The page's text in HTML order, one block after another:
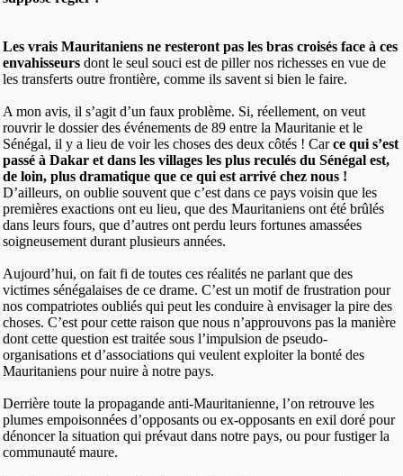
Les vrais Mauritaniens ne resteront pas les bras croisés face à ces
envahisseurs dont le seul souci est de piller nos richesses en vue de
les transferts outre frontière, comme ils savent si bien le faire.
A mon avis, il s’agit d’un faux problème. Si, réellement, on veut
rouvrir le dossier des événements de 89 entre la Mauritanie et le
Sénégal, il y a lieu de voir les choses des deux côtés ! Carce qui s’est
passé à Dakar et dans les villages les plus reculés du Sénégal est,
de loin, plus dramatique que ce qui est arrivé chez nous !
D’ailleurs, on oublie souvent que c’est dans ce pays voisin que les
premières exactions ont eu lieu, que des Mauritaniens ont été brûlés
dans leurs fours, que d’autres ont perdu leurs fortunes amassées
soigneusement durant plusieurs années.
Aujourd’hui, on fait fi de toutes ces réalités ne parlant que des
victimes sénégalaises de ce drame. C’est un motif de frustration pour
nos compatriotes oubliés qui peut les conduire à envisager la pire des
choses. C’est pour cette raison que nous n’approuvons pas la manière
dont cette question est traitée sous l’impulsion de pseudo-
organisations et d’associations qui veulent exploiter la bonté des
Mauritaniens pour nuire à notre pays.
Derrière toute la propagande anti-Mauritanienne, l’on retrouve les
plumes empoisonnées d’opposants ou ex-opposants en exil doré pour
dénoncer la situation qui prévaut dans notre pays, ou pour fustiger la
communauté maure.